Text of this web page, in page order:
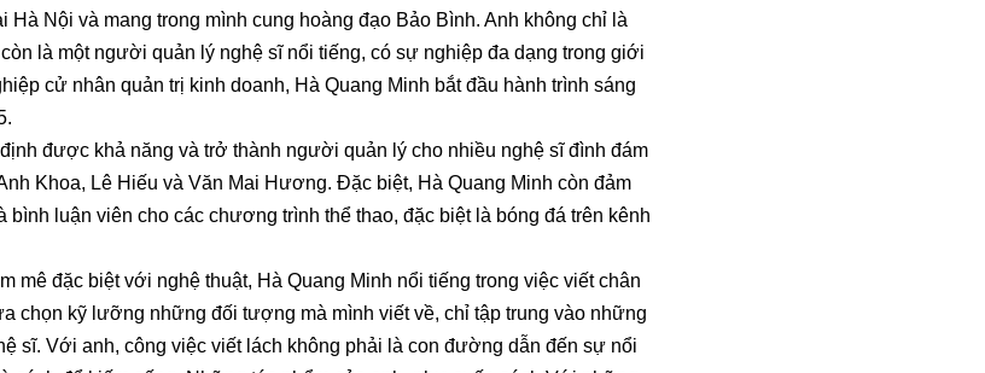
Hà Nội và mang trong mình cung hoàng đạo Bảo Bình. Anh không chỉ là
là một người quản lý nghệ sĩ nổi tiếng, có sự nghiệp đa dạng trong giới
cử nhân quản trị kinh doanh, Hà Quang Minh bắt đầu hành trình sáng
được khả năng và trở thành người quản lý cho nhiều nghệ sĩ đình đám
Khoa, Lê Hiếu và Văn Mai Hương. Đặc biệt, Hà Quang Minh còn đảm
bình luận viên cho các chương trình thể thao, đặc biệt là bóng đá trên kênh
mê đặc biệt với nghệ thuật, Hà Quang Minh nổi tiếng trong việc viết chân
chọn kỹ lưỡng những đối tượng mà mình viết về, chỉ tập trung vào những
sĩ. Với anh, công việc viết lách không phải là con đường dẫn đến sự nổi